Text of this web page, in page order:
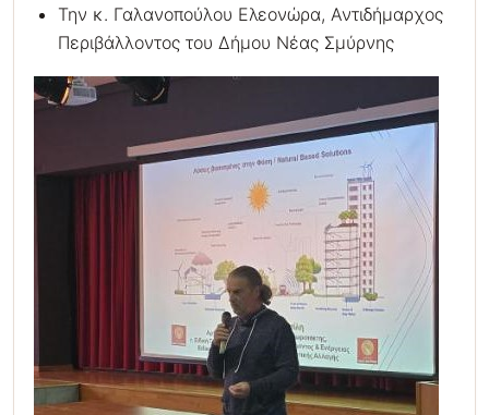
Την κ. Γαλανοπούλου Ελεονώρα, Αντιδήμαρχος
Περιβάλλοντος του Δήμου Νέας Σμύρνης